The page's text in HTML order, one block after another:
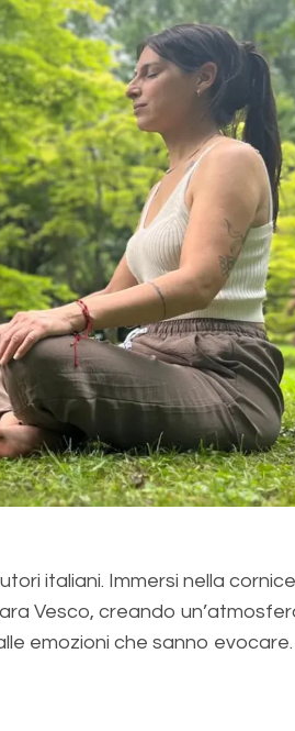
italiani. Immersi nella cornice
Vesco, creando
emozioni che sanno evocare.